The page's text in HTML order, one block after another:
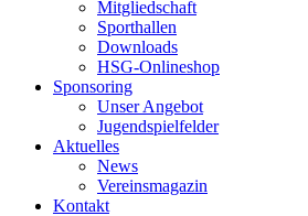
Mitgliedschaft
Sporthallen
Downloads
HSG-Onlineshop
Sponsoring
Unser Angebot
Jugendspielfelder
Aktuelles
News
Vereinsmagazin
Kontakt